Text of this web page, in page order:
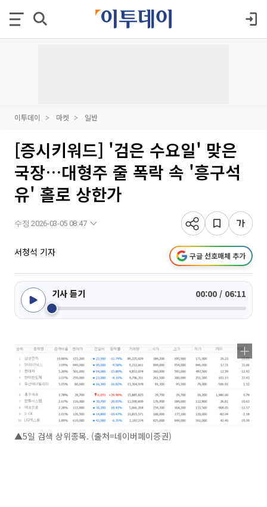
이투데이 마켓 일반
[증시키워드] '검은 수요일' 맞은
국장…대형주 줄 폭락 속 '흥구석
유' 홀로 상한가
수정 2026-03-05 08:47
서청석 기자 구글 선호매체 추가
기사 듣기 00:00 / 06:11
▲5일 검색 상위종목. (출처=네이버페이증권)